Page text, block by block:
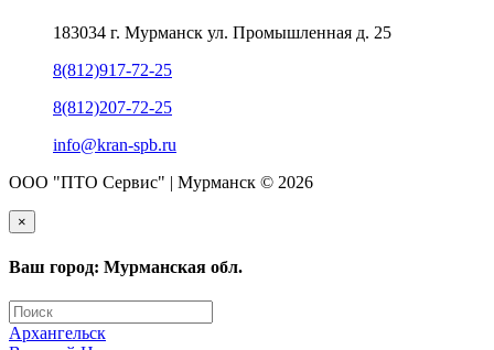
183034 г. Мурманск ул. Промышленная д. 25
8(812)917-72-25
8(812)207-72-25
info@kran-spb.ru
ООО "ПТО Сервис" | Мурманск © 2026
×
Ваш город: Мурманская обл.
Архангельск